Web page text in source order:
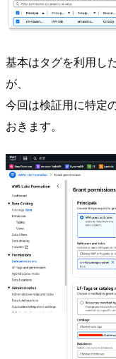
基本はタグを利用し
が、
今回は検証用に特定
おきます。